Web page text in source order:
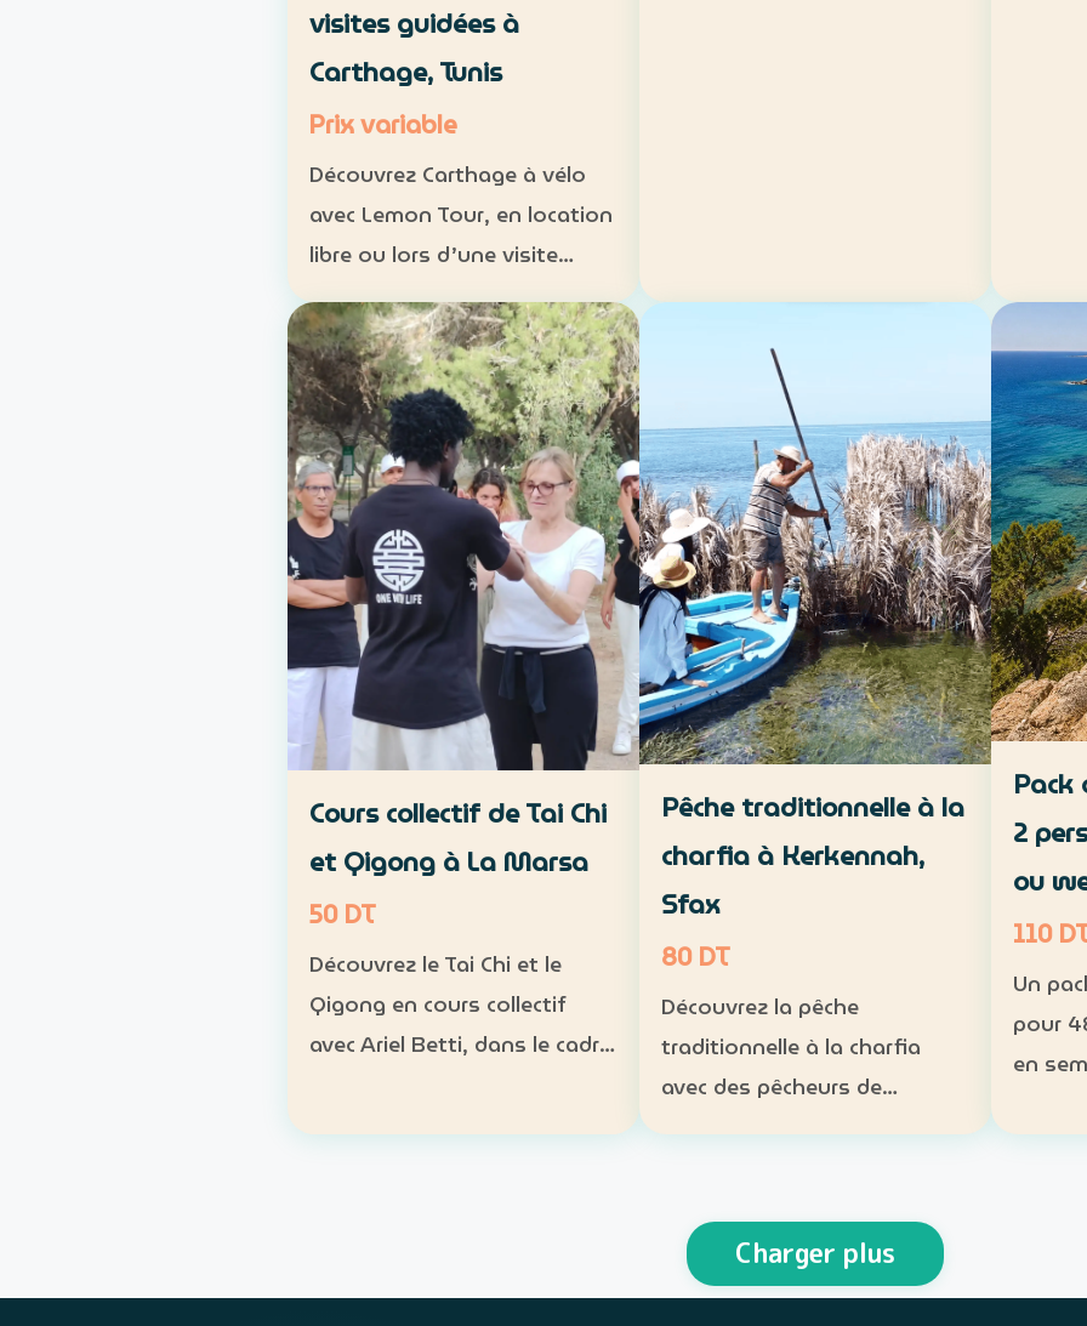
visites guidées à
Carthage, Tunis
Prix variable
Découvrez Carthage à vélo
avec Lemon Tour, en location
libre ou lors d’une visite
guidée. Lieu : Carthage, Tunis
Formules : location libre ou
parcours accompagné
Approche : mobilité douce et
découverte du patrimoine
lo…
Cours collectif de Tai Chi
et Qigong à La Marsa
50 DT
Découvrez le Tai Chi et le
Qigong en cours collectif
avec Ariel Betti, dans le cadre
Pêche traditionnelle à la
charfia à Kerkennah,
Sfax
80 DT
Découvrez la pêche
traditionnelle à la charfia
avec des pêcheurs de
découverte d’une technique
de pêche ancestrale
Pack
2
ou
110
Un
pour
en
Charger plus